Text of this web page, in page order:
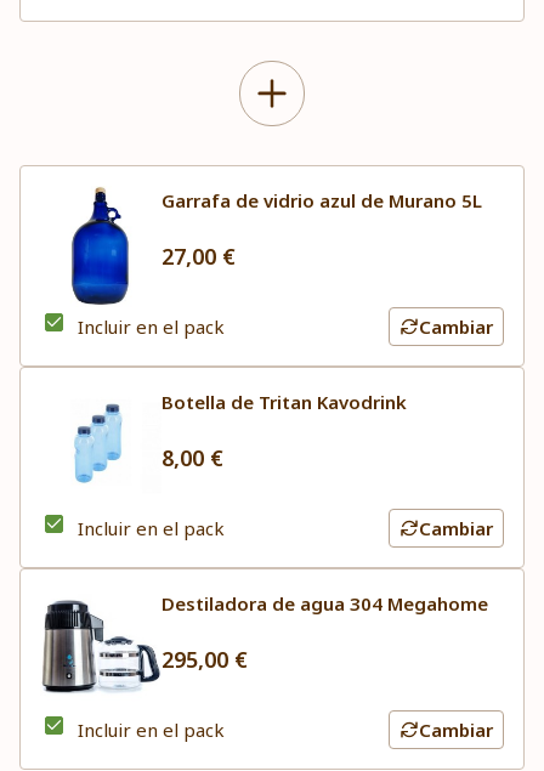
Garrafa de vidrio azul de Murano 5L
27,00 €
Incluir en el pack Cambiar
Botella de Tritan Kavodrink
8,00 €
Incluir en el pack Cambiar
Destiladora de agua 304 Megahome
295,00 €
Incluir en el pack Cambiar